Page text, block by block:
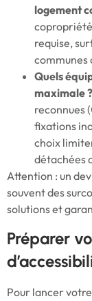
logement
requise,
communes
Quels
maximale ?
reconnues
fixations
choix
détachées
Attention : un
souvent des
solutions et
Préparer
Pour lancer